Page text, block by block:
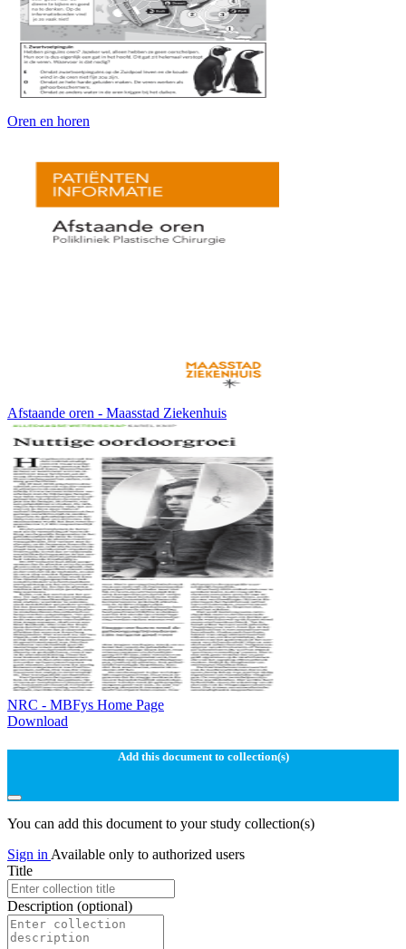
Oren en horen
Afstaande oren - Maasstad Ziekenhuis
NRC - MBFys Home Page
Download
Add this document to collection(s)
You can add this document to your study collection(s)
Sign in Available only to authorized users
Title
Description (optional)